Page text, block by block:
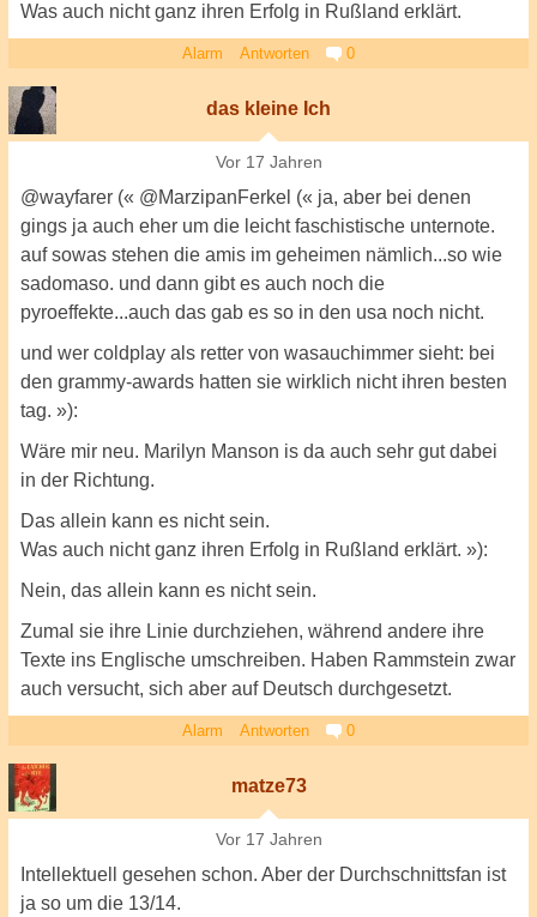
Was auch nicht ganz ihren Erfolg in Rußland erklärt.
Alarm Antworten 0
das kleine Ich
Vor 17 Jahren
@wayfarer (« @MarzipanFerkel (« ja, aber bei denen
gings ja auch eher um die leicht faschistische unternote.
auf sowas stehen die amis im geheimen nämlich...so wie
sadomaso. und dann gibt es auch noch die
pyroeffekte...auch das gab es so in den usa noch nicht.
und wer coldplay als retter von wasauchimmer sieht: bei
den grammy-awards hatten sie wirklich nicht ihren besten
tag. »):
Wäre mir neu. Marilyn Manson is da auch sehr gut dabei
in der Richtung.
Das allein kann es nicht sein.
Was auch nicht ganz ihren Erfolg in Rußland erklärt. »):
Nein, das allein kann es nicht sein.
Zumal sie ihre Linie durchziehen, während andere ihre
Texte ins Englische umschreiben. Haben Rammstein zwar
auch versucht, sich aber auf Deutsch durchgesetzt.
Alarm Antworten 0
matze73
Vor 17 Jahren
Intellektuell gesehen schon. Aber der Durchschnittsfan ist
ja so um die 13/14.